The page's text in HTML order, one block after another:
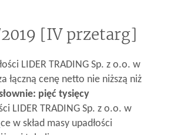
[IV przetarg]
LIDER TRADING Sp. z o.o. w
łączną cenę netto nie niższą niż
pięć tysięcy
LIDER TRADING Sp. z o.o. w
w skład masy upadłości